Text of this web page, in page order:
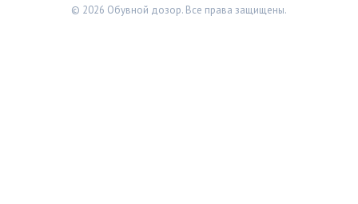
© 2026 Обувной дозор. Все права защищены.